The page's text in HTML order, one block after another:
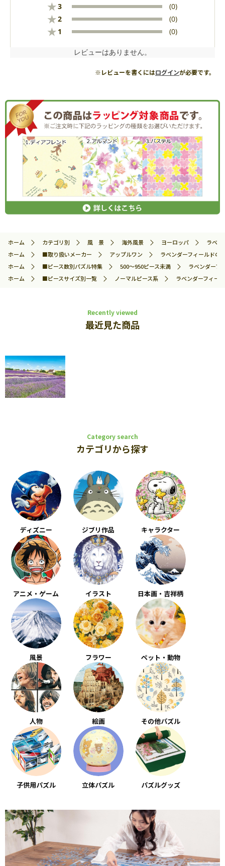
★3 (0)
★2 (0)
★ 1 (0)
レビューはありません。
※レビューを書くにはログインが必要です。
ホーム カテゴリ別 風 景 海外風景 ヨーロッパ
ラベ
ホーム
■取り扱いメーカー アップルワン
ラベンダーフィールド
ホーム
■ピース数別パズル特集 500～950ピース未満
ラベンダー
ホーム
■ピースサイズ別一覧 ノーマルピース系 ラベンダーフィー
Recently viewed
最近見た商品
Category search
カテゴリから探す
ディズニー ジブリ作品 キャラクター
アニメ・ゲーム イラスト 日本画・吉祥柄
風景 フラワー ペット・動物
人物 絵画 その他パズル
子供用パズル 立体パズル パズルグッズ